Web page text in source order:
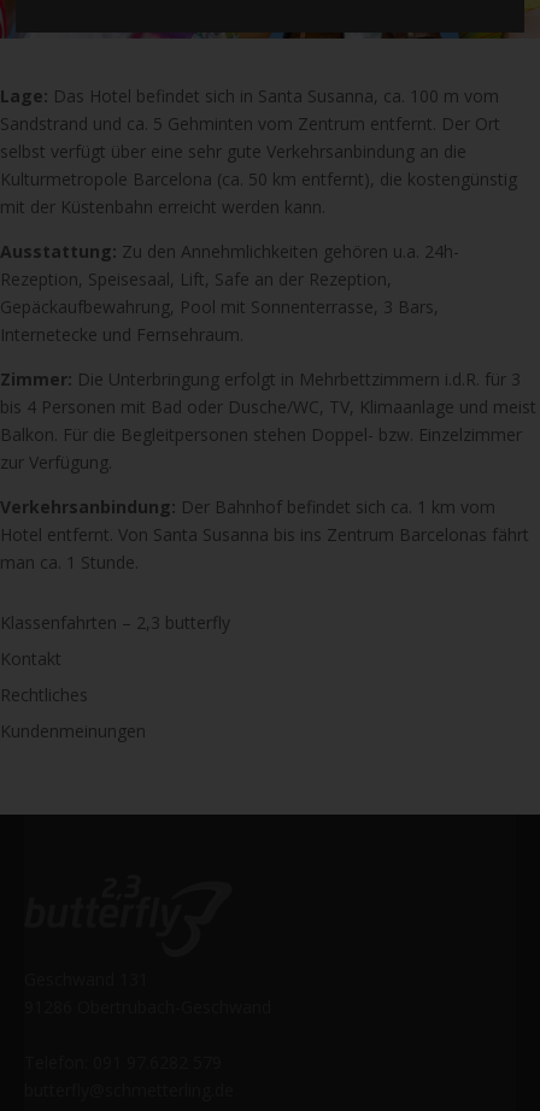
Lage: Das Hotel befindet sich in Santa Susanna, ca. 100 m vom
Sandstrand und ca. 5 Gehminten vom Zentrum entfernt. Der Ort
selbst verfügt über eine sehr gute Verkehrsanbindung an die
Kulturmetropole Barcelona (ca. 50 km entfernt), die kostengünstig
mit der Küstenbahn erreicht werden kann.
Ausstattung: Zu den Annehmlichkeiten gehören u.a. 24h-
Rezeption, Speisesaal, Lift, Safe an der Rezeption,
Gepäckaufbewahrung, Pool mit Sonnenterrasse, 3 Bars,
Internetecke und Fernsehraum.
Zimmer: Die Unterbringung erfolgt in Mehrbettzimmern i.d.R. für 3
bis 4 Personen mit Bad oder Dusche/WC, TV, Klimaanlage und meist
Balkon. Für die Begleitpersonen stehen Doppel- bzw. Einzelzimmer
zur Verfügung.
Verkehrsanbindung: Der Bahnhof befindet sich ca. 1 km vom
Hotel entfernt. Von Santa Susanna bis ins Zentrum Barcelonas fährt
man ca. 1 Stunde.
Klassenfahrten – 2,3 butterfly
Kontakt
Rechtliches
Kundenmeinungen